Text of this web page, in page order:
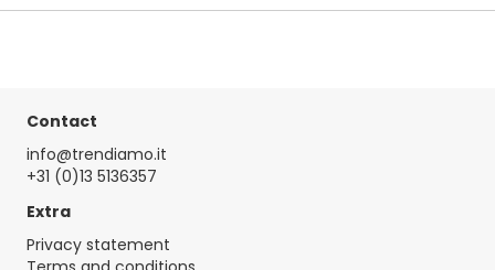
Contact
info@trendiamo.it
+31 (0)13 5136357
Extra
Privacy statement